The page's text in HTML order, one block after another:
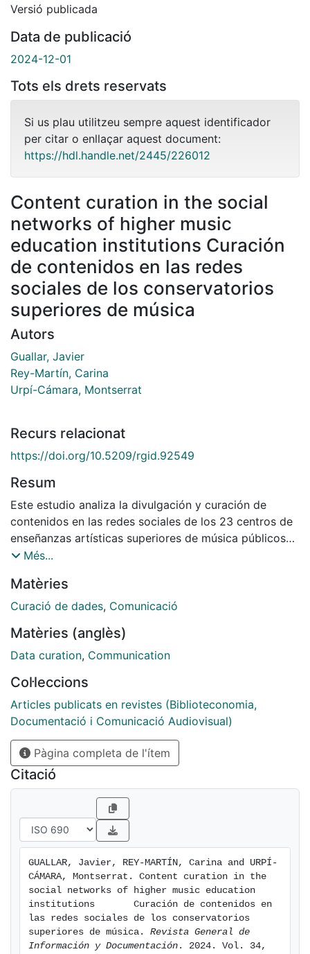
Versió publicada
Data de publicació
2024-12-01
Tots els drets reservats
Si us plau utilitzeu sempre aquest identificador
per citar o enllaçar aquest document:
https://hdl.handle.net/2445/226012
Content curation in the social
networks of higher music
education institutions Curación
de contenidos en las redes
sociales de los conservatorios
superiores de música
Autors
Guallar, Javier
Rey-Martín, Carina
Urpí-Cámara, Montserrat
Recurs relacionat
https://doi.org/10.5209/rgid.92549
Resum
Este estudio analiza la divulgación y curación de
contenidos en las redes sociales de los 23 centros de
enseñanzas artísticas superiores de música públicos
españoles. La investigación utiliza una metodología
análisis de contenido de las publicaciones de los
centros en Facebook, X (anteriormente Twitter),
meses. Se evalúa la presencia de los centros en cada
plataforma, así como la proporción de contenidos
proporcionan ejemplos de buenas prácticas. Los
resultados muestran que X es la plataforma con mayor
cantidad de publicaciones, e Instagram la que obtiene
un mayor nivel de compromiso por parte de los
seguidores. Respecto a la curación de contenidos en X
se observa que más de la mitad de los tuits contienen
contenido curado, principalmente con el uso de las
técnicas de resumir, comentar y extractar. Como
conclusión se observa que la incorporación de la
curación de contenidos en las publicaciones de los
centros en redes sociales aporta valor y contribuye a
alcanzar sus objetivos de comunicación.
Més...
Matèries
Curació de dades, Comunicació
Matèries (anglès)
Data curation, Communication
Col·leccions
Articles publicats en revistes (Biblioteconomia,
Documentació i Comunicació Audiovisual)
Pàgina completa de l'ítem
Citació
GUALLAR, Javier, REY-MARTÍN, Carina and URPÍ-
CÁMARA, Montserrat. Content curation in the
social networks of higher music education
institutions       Curación de contenidos en
las redes sociales de los conservatorios
superiores de música. Revista General de
Información y Documentación . 2024. Vol. 34,